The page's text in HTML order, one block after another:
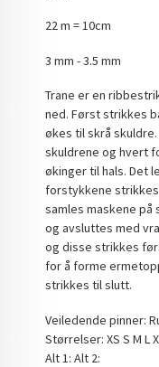
22 m = 10cm
3 mm - 3.5 mm
Trane er en
ned. Først strikkes
økes til skrå
skuldrene og hvert
økinger til hals. Det
forstykkene
samles maskene
og avsluttes med
og disse strikkes
for å forme
strikkes til slutt.
Veiledende pinner:
Størrelser: XS S M L
Alt 1: Alt 2: